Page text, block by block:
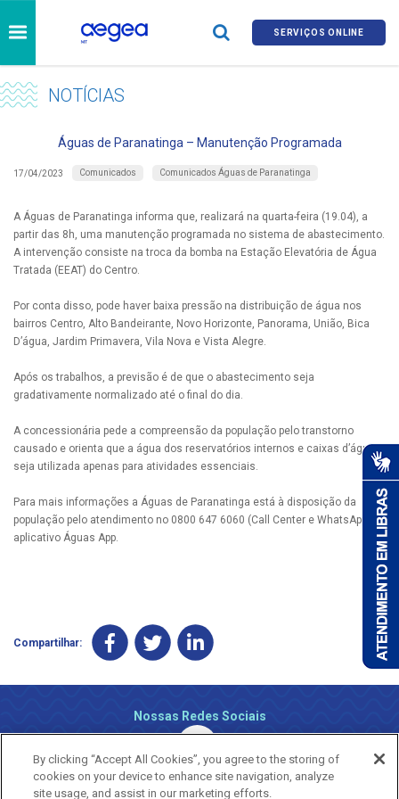
SERVIÇOS ONLINE
NOTÍCIAS
Águas de Paranatinga – Manutenção Programada
17/04/2023 Comunicados Comunicados Águas de Paranatinga
A Águas de Paranatinga informa que, realizará na quarta-feira (19.04), a
partir das 8h, uma manutenção programada no sistema de abastecimento.
A intervenção consiste na troca da bomba na Estação Elevatória de Água
Tratada (EEAT) do Centro.
Por conta disso, pode haver baixa pressão na distribuição de água nos
bairros Centro, Alto Bandeirante, Novo Horizonte, Panorama, União, Bica
D’água, Jardim Primavera, Vila Nova e Vista Alegre.
Após os trabalhos, a previsão é de que o abastecimento seja
gradativamente normalizado até o final do dia.
A concessionária pede a compreensão da população pelo transtorno
causado e orienta que a água dos reservatórios internos e caixas d’água
seja utilizada apenas para atividades essenciais.
Para mais informações a Águas de Paranatinga está à disposição da
população pelo atendimento no 0800 647 6060 (Call Center e WhatsApp) e
aplicativo Águas App.
Compartilhar:
Nossas Redes Sociais
By clicking “Accept All Cookies”, you agree to the storing of
cookies on your device to enhance site navigation, analyze
site usage, and assist in our marketing efforts.